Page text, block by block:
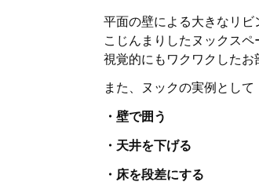
平面の壁による大きなリビ
こじんまりしたヌックスペ
視覚的にもワクワクしたお
また、ヌックの実例として
・壁で囲う
・天井を下げる
・床を段差にする